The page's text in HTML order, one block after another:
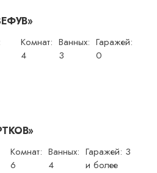
Комнат:
4
Ванных:
3
Гаражей:
0
Комнат:
6
Ванных:
4
Гаражей: 3
и более